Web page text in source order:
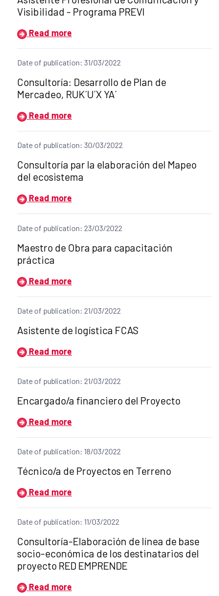
Visibilidad - Programa PREVI
Read more
Date of publication: 31/03/2022
Title of the announcement:
Consultoría: Desarrollo de Plan de
Mercadeo, RUK´U´X YA´
Read more
Date of publication: 30/03/2022
Title of the announcement:
Consultoría par la elaboración del Mapeo
del ecosistema
Read more
Date of publication: 23/03/2022
Title of the announcement:
Maestro de Obra para capacitación
práctica
Read more
Date of publication: 21/03/2022
Title of the announcement:
Asistente de logística FCAS
Read more
Date of publication: 21/03/2022
Title of the announcement:
Encargado/a financiero del Proyecto
Read more
Date of publication: 18/03/2022
Title of the announcement:
Técnico/a de Proyectos en Terreno
Read more
Date of publication: 11/03/2022
Title of the announcement:
Consultoría-Elaboración de línea de base
socio-económica de los destinatarios del
proyecto RED EMPRENDE
Read more